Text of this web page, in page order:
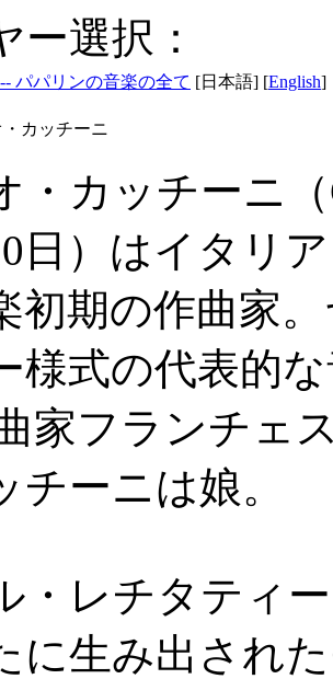
ー選択：
パパリンの音楽の全て [日本語] [English]
カッチーニ
・カッチーニ
日）はイタリ
初期の作曲家
様式の代表的
家フランチェ
チーニは娘。
・レチタティ
に生み出され